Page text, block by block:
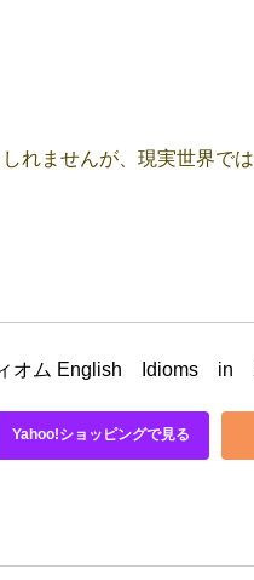
れませんが、現実世界で
オム English　Idioms　in
Yahoo!ショッピングで見る